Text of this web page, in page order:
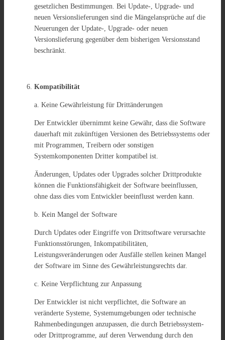
gesetzlichen Bestimmungen. Bei Update-, Upgrade- und
neuen Versionslieferungen sind die Mängelansprüche auf die
Neuerungen der Update-, Upgrade- oder neuen
Versionslieferung gegenüber dem bisherigen Versionsstand
beschränkt.
Kompatibilität
a. Keine Gewährleistung für Drittänderungen
Der Entwickler übernimmt keine Gewähr, dass die Software
dauerhaft mit zukünftigen Versionen des Betriebssystems oder
mit Programmen, Treibern oder sonstigen
Systemkomponenten Dritter kompatibel ist.
Änderungen, Updates oder Upgrades solcher Drittprodukte
können die Funktionsfähigkeit der Software beeinflussen,
ohne dass dies vom Entwickler beeinflusst werden kann.
b. Kein Mangel der Software
Durch Updates oder Eingriffe von Drittsoftware verursachte
Funktionsstörungen, Inkompatibilitäten,
Leistungsveränderungen oder Ausfälle stellen keinen Mangel
der Software im Sinne des Gewährleistungsrechts dar.
c. Keine Verpflichtung zur Anpassung
Der Entwickler ist nicht verpflichtet, die Software an
veränderte Systeme, Systemumgebungen oder technische
Rahmenbedingungen anzupassen, die durch Betriebssystem-
oder Drittprogramme, auf deren Verwendung durch den